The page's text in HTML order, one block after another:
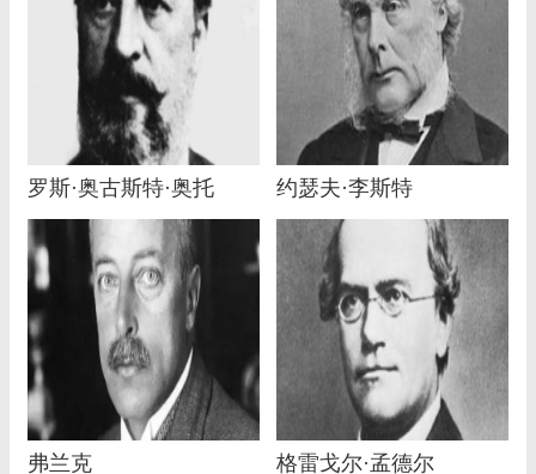
罗斯·奥古斯特·奥托 约瑟夫·李斯特
弗兰克 格雷戈尔·孟德尔